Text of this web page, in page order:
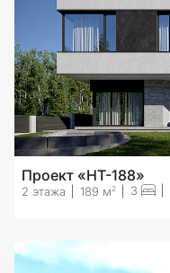
Проект «HT-188»
2 этажа 189 м 2 3